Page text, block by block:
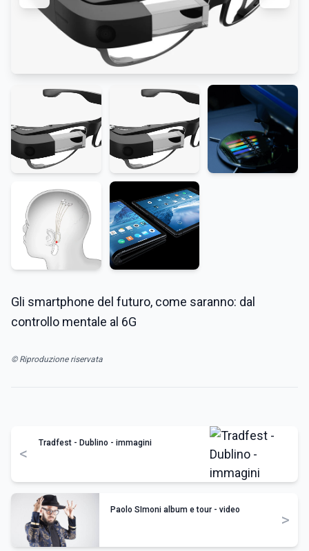
Gli smartphone del futuro, come saranno: dal
controllo mentale al 6G
© Riproduzione riservata
<
Tradfest - Dublino - immagini
Paolo SImoni album e tour - video
>